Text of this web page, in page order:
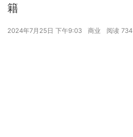
籍
2024年7月25日 下午9:03 商业 阅读 734